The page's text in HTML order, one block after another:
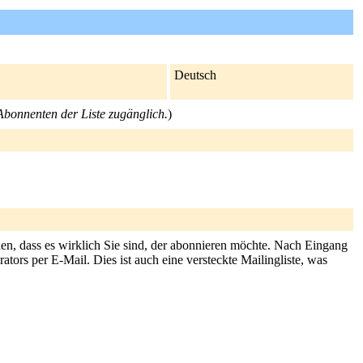
Deutsch
der Liste zugänglich.)
dass es wirklich Sie sind, der abonnieren möchte. Nach Eingang
per E-Mail. Dies ist auch eine versteckte Mailingliste, was